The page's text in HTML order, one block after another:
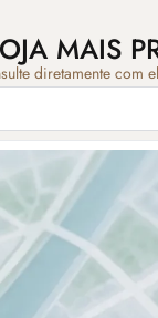
MAIS
diretamente com